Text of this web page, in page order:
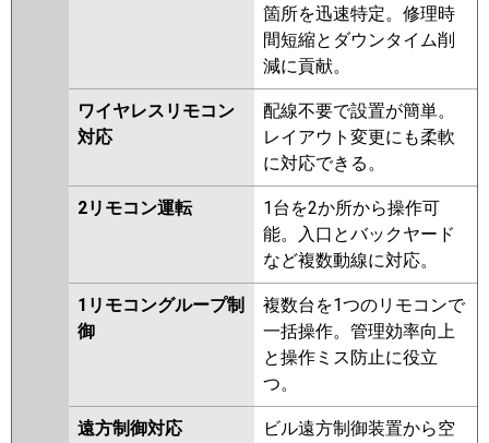
箇所を迅速特定。修理時
間短縮とダウンタイム削
減に貢献。
ワイヤレスリモコン
対応
配線不要で設置が簡単。
レイアウト変更にも柔軟
に対応できる。
2リモコン運転
1台を2か所から操作可
能。入口とバックヤード
など複数動線に対応。
1リモコングループ制
御
複数台を1つのリモコンで
一括操作。管理効率向上
と操作ミス防止に役立
つ。
遠方制御対応
ビル遠方制御装置から空